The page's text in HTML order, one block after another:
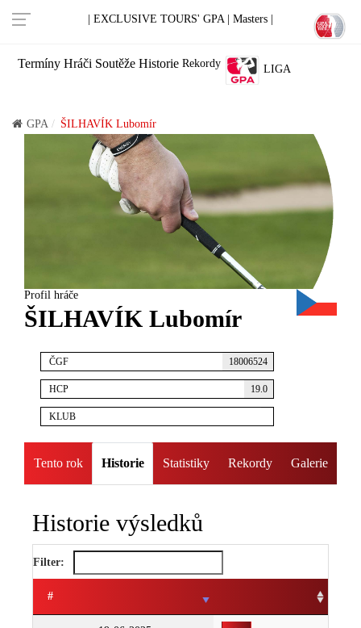
| EXCLUSIVE TOURS' GPA | Masters |
Termíny Hráči Soutěže Historie Rekordy LIGA
GPA ŠILHAVÍK Lubomír
Profil hráče
ŠILHAVÍK Lubomír
ČGF 18006524
HCP 19.0
KLUB
Tento rok Historie Statistiky Rekordy Galerie
Historie výsledků
Filter:
#